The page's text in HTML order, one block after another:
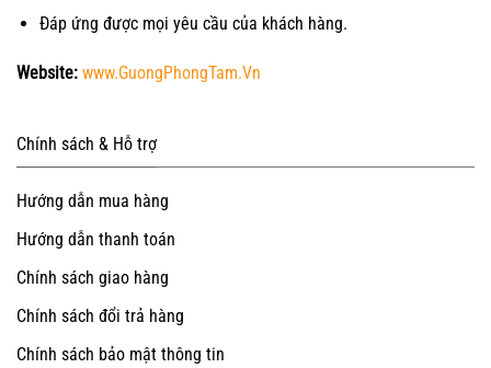
Đáp ứng được mọi yêu cầu của khách hàng.
Website: www.GuongPhongTam.Vn
Chính sách & Hỗ trợ
Hướng dẫn mua hàng
Hướng dẫn thanh toán
Chính sách giao hàng
Chính sách đổi trả hàng
Chính sách bảo mật thông tin